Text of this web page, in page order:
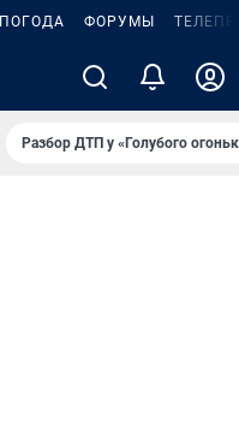
ПОГОДА ФОРУМЫ
Разбор ДТП у «Голубого